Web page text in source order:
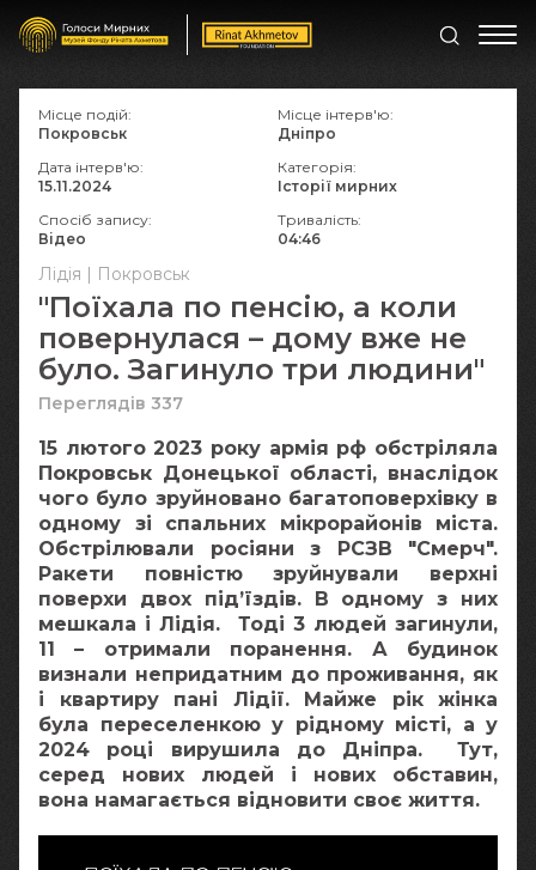
Лідія | Покровськ
"Поїхала по пенсію, а коли
повернулася – дому вже не
було. Загинуло три людини"
Переглядів 337
15 лютого 2023 року армія рф обстріляла
Покровськ Донецької області, внаслідок
чого було зруйновано багатоповерхівку в
одному зі спальних мікрорайонів міста.
Обстрілювали росіяни з РСЗВ "Смерч".
Ракети повністю зруйнували верхні
поверхи двох під’їздів. В одному з них
мешкала і Лідія. Тоді 3 людей загинули,
11 – отримали поранення. А будинок
визнали непридатним до проживання, як
і квартиру пані Лідії. Майже рік жінка
була переселенкою у рідному місті, а у
2024 році вирушила до Дніпра. Тут,
серед нових людей і нових обставин,
вона намагається відновити своє життя.
Місце подій:
Покровськ
Місце інтерв'ю:
Дніпро
Дата інтерв'ю:
15.11.2024
Категорія:
Історії мирних
Спосіб запису:
Відео
Тривалість:
04:46